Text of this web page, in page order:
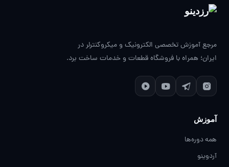
مرجع آموزش تخصصی الکترونیک و میکروکنترلر در
ایران؛ همراه با فروشگاه قطعات و خدمات ساخت برد.
آموزش
همه دوره‌ها
آردوینو